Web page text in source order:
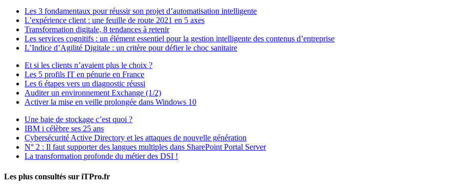
Les 3 fondamentaux pour réussir son projet d’automatisation intelligente
L’expérience client : une feuille de route 2021 en 5 axes
Transformation digitale, 8 tendances à retenir
Les services cognitifs : un élément essentiel pour la gestion intelligente des contenus d’entreprise
L’Indice d’Agilité Digitale : un critère pour défier le choc sanitaire
Et si les clients n’avaient plus le choix ?
Les 5 profils IT en pénurie en France
Les 6 étapes vers un diagnostic réussi
Auditer un environnement Exchange (1/2)
Activer la mise en veille prolongée dans Windows 10
Une baie de stockage c’est quoi ?
IBM i célèbre ses 25 ans
Cybersécurité Active Directory et les attaques de nouvelle génération
N° 2 : Il faut supporter des langues multiples dans SharePoint Portal Server
La transformation profonde du métier des DSI !
Les plus consultés sur iTPro.fr